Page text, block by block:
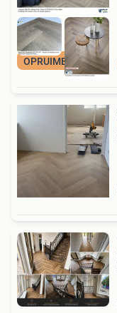
OPRUIMEN PRIJS